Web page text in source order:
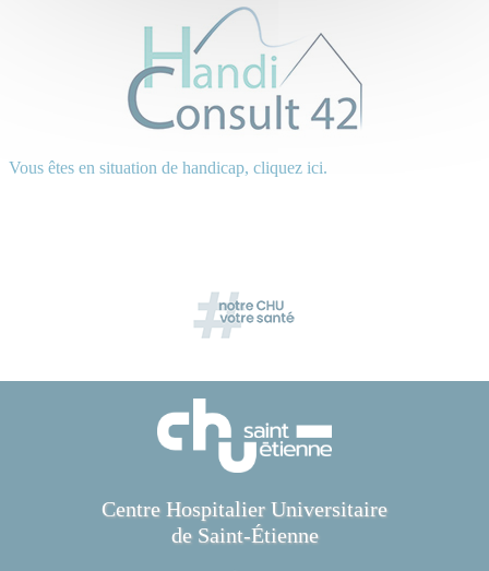
Vous êtes en situation de handicap, cliquez ici.
Centre Hospitalier Universitaire
de Saint-Étienne